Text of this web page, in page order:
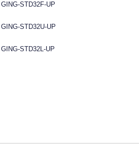
GING-STD32F-UP
GING-STD32U-UP
GING-STD32L-UP